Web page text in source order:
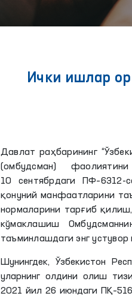
Ички ишлар
Давлат раҳбарининг
(омбудсман)
10 сентябрдаги
қонуний манфаатларини
нормаларини тарғиб
кўмаклашиш
таъминлашдаги энг
Шунингдек, Ўзбекистон
уларнинг олдини олиш
2021 йил 26 июндаги